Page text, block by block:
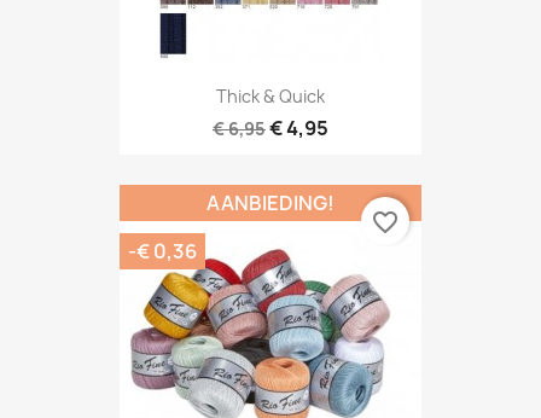
Thick & Quick
€ 6,95€ 4,95
AANBIEDING!
-€ 0,36
favorite_border